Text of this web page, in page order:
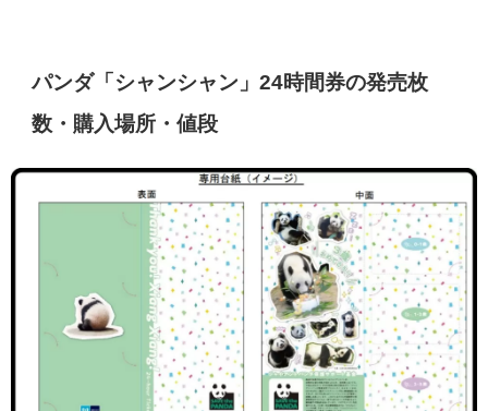
パンダ「シャンシャン」24時間券の発売枚
数・購入場所・値段